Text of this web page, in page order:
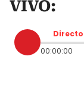
VIVO:
Directo
00:00:00